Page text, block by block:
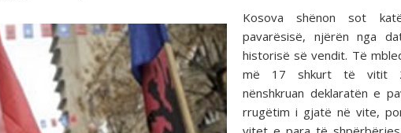
Kosova shënon sot
pavarësisë, njërën nga
historisë së vendit. Të
më 17 shkurt të vitit
nënshkruan deklaratën e
rrugëtim i gjatë në vite,